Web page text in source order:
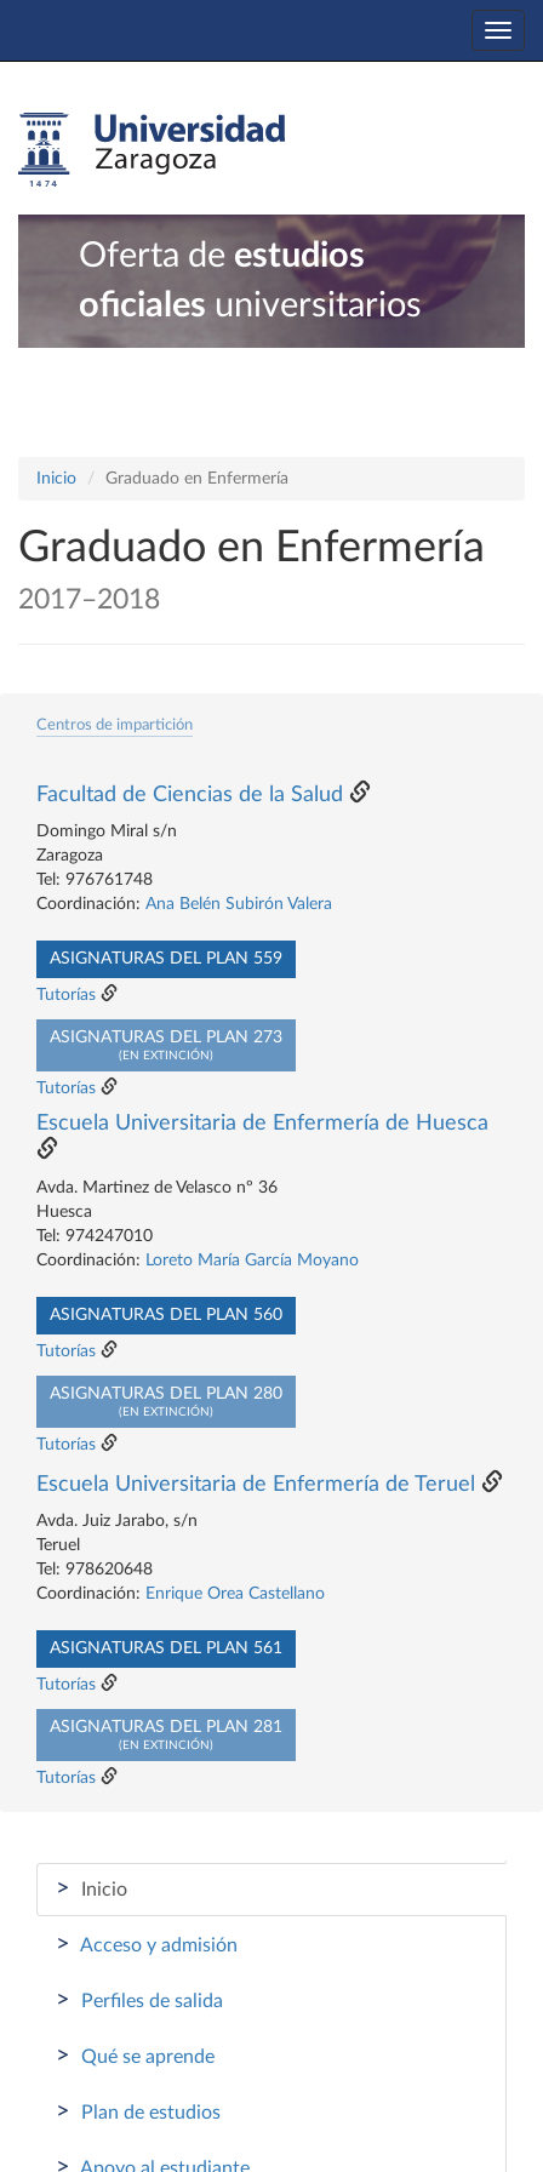
Oferta de estudios
oficiales universitarios
Inicio Graduado en Enfermería
Graduado en Enfermería
2017–2018
Centros de impartición
Facultad de Ciencias de la Salud
Domingo Miral s/n
Zaragoza
Tel: 976761748
Coordinación: Ana Belén Subirón Valera
ASIGNATURAS DEL PLAN 559
Tutorías
ASIGNATURAS DEL PLAN 273
(EN EXTINCIÓN)
Tutorías
Escuela Universitaria de Enfermería de Huesca
Avda. Martinez de Velasco nº 36
Huesca
Tel: 974247010
Coordinación: Loreto María García Moyano
ASIGNATURAS DEL PLAN 560
Tutorías
ASIGNATURAS DEL PLAN 280
(EN EXTINCIÓN)
Tutorías
Escuela Universitaria de Enfermería de Teruel
Avda. Juiz Jarabo, s/n
Teruel
Tel: 978620648
Coordinación: Enrique Orea Castellano
ASIGNATURAS DEL PLAN 561
Tutorías
ASIGNATURAS DEL PLAN 281
(EN EXTINCIÓN)
Tutorías
> Inicio
> Acceso y admisión
> Perfiles de salida
> Qué se aprende
> Plan de estudios
>